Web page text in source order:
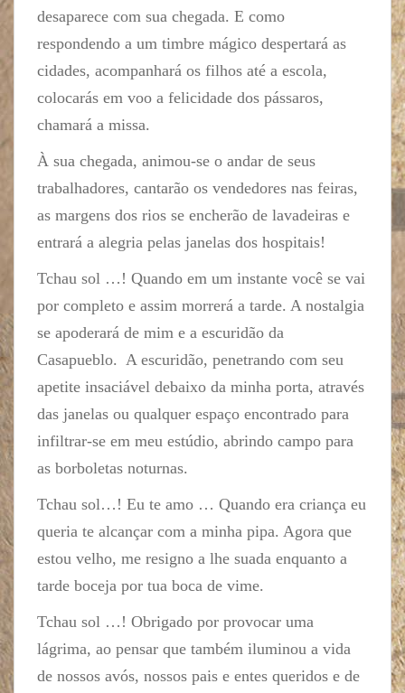
desaparece com sua chegada. E como
respondendo a um timbre mágico despertará as
cidades, acompanhará os filhos até a escola,
colocarás em voo a felicidade dos pássaros,
chamará a missa.
À sua chegada, animou-se o andar de seus
trabalhadores, cantarão os vendedores nas feiras,
as margens dos rios se encherão de lavadeiras e
entrará a alegria pelas janelas dos hospitais!
Tchau sol …! Quando em um instante você se vai
por completo e assim morrerá a tarde. A nostalgia
se apoderará de mim e a escuridão da
Casapueblo. A escuridão, penetrando com seu
apetite insaciável debaixo da minha porta, através
das janelas ou qualquer espaço encontrado para
infiltrar-se em meu estúdio, abrindo campo para
as borboletas noturnas.
Tchau sol…! Eu te amo … Quando era criança eu
queria te alcançar com a minha pipa. Agora que
estou velho, me resigno a lhe suada enquanto a
tarde boceja por tua boca de vime.
Tchau sol …! Obrigado por provocar uma
lágrima, ao pensar que também iluminou a vida
de nossos avós, nossos pais e entes queridos e de